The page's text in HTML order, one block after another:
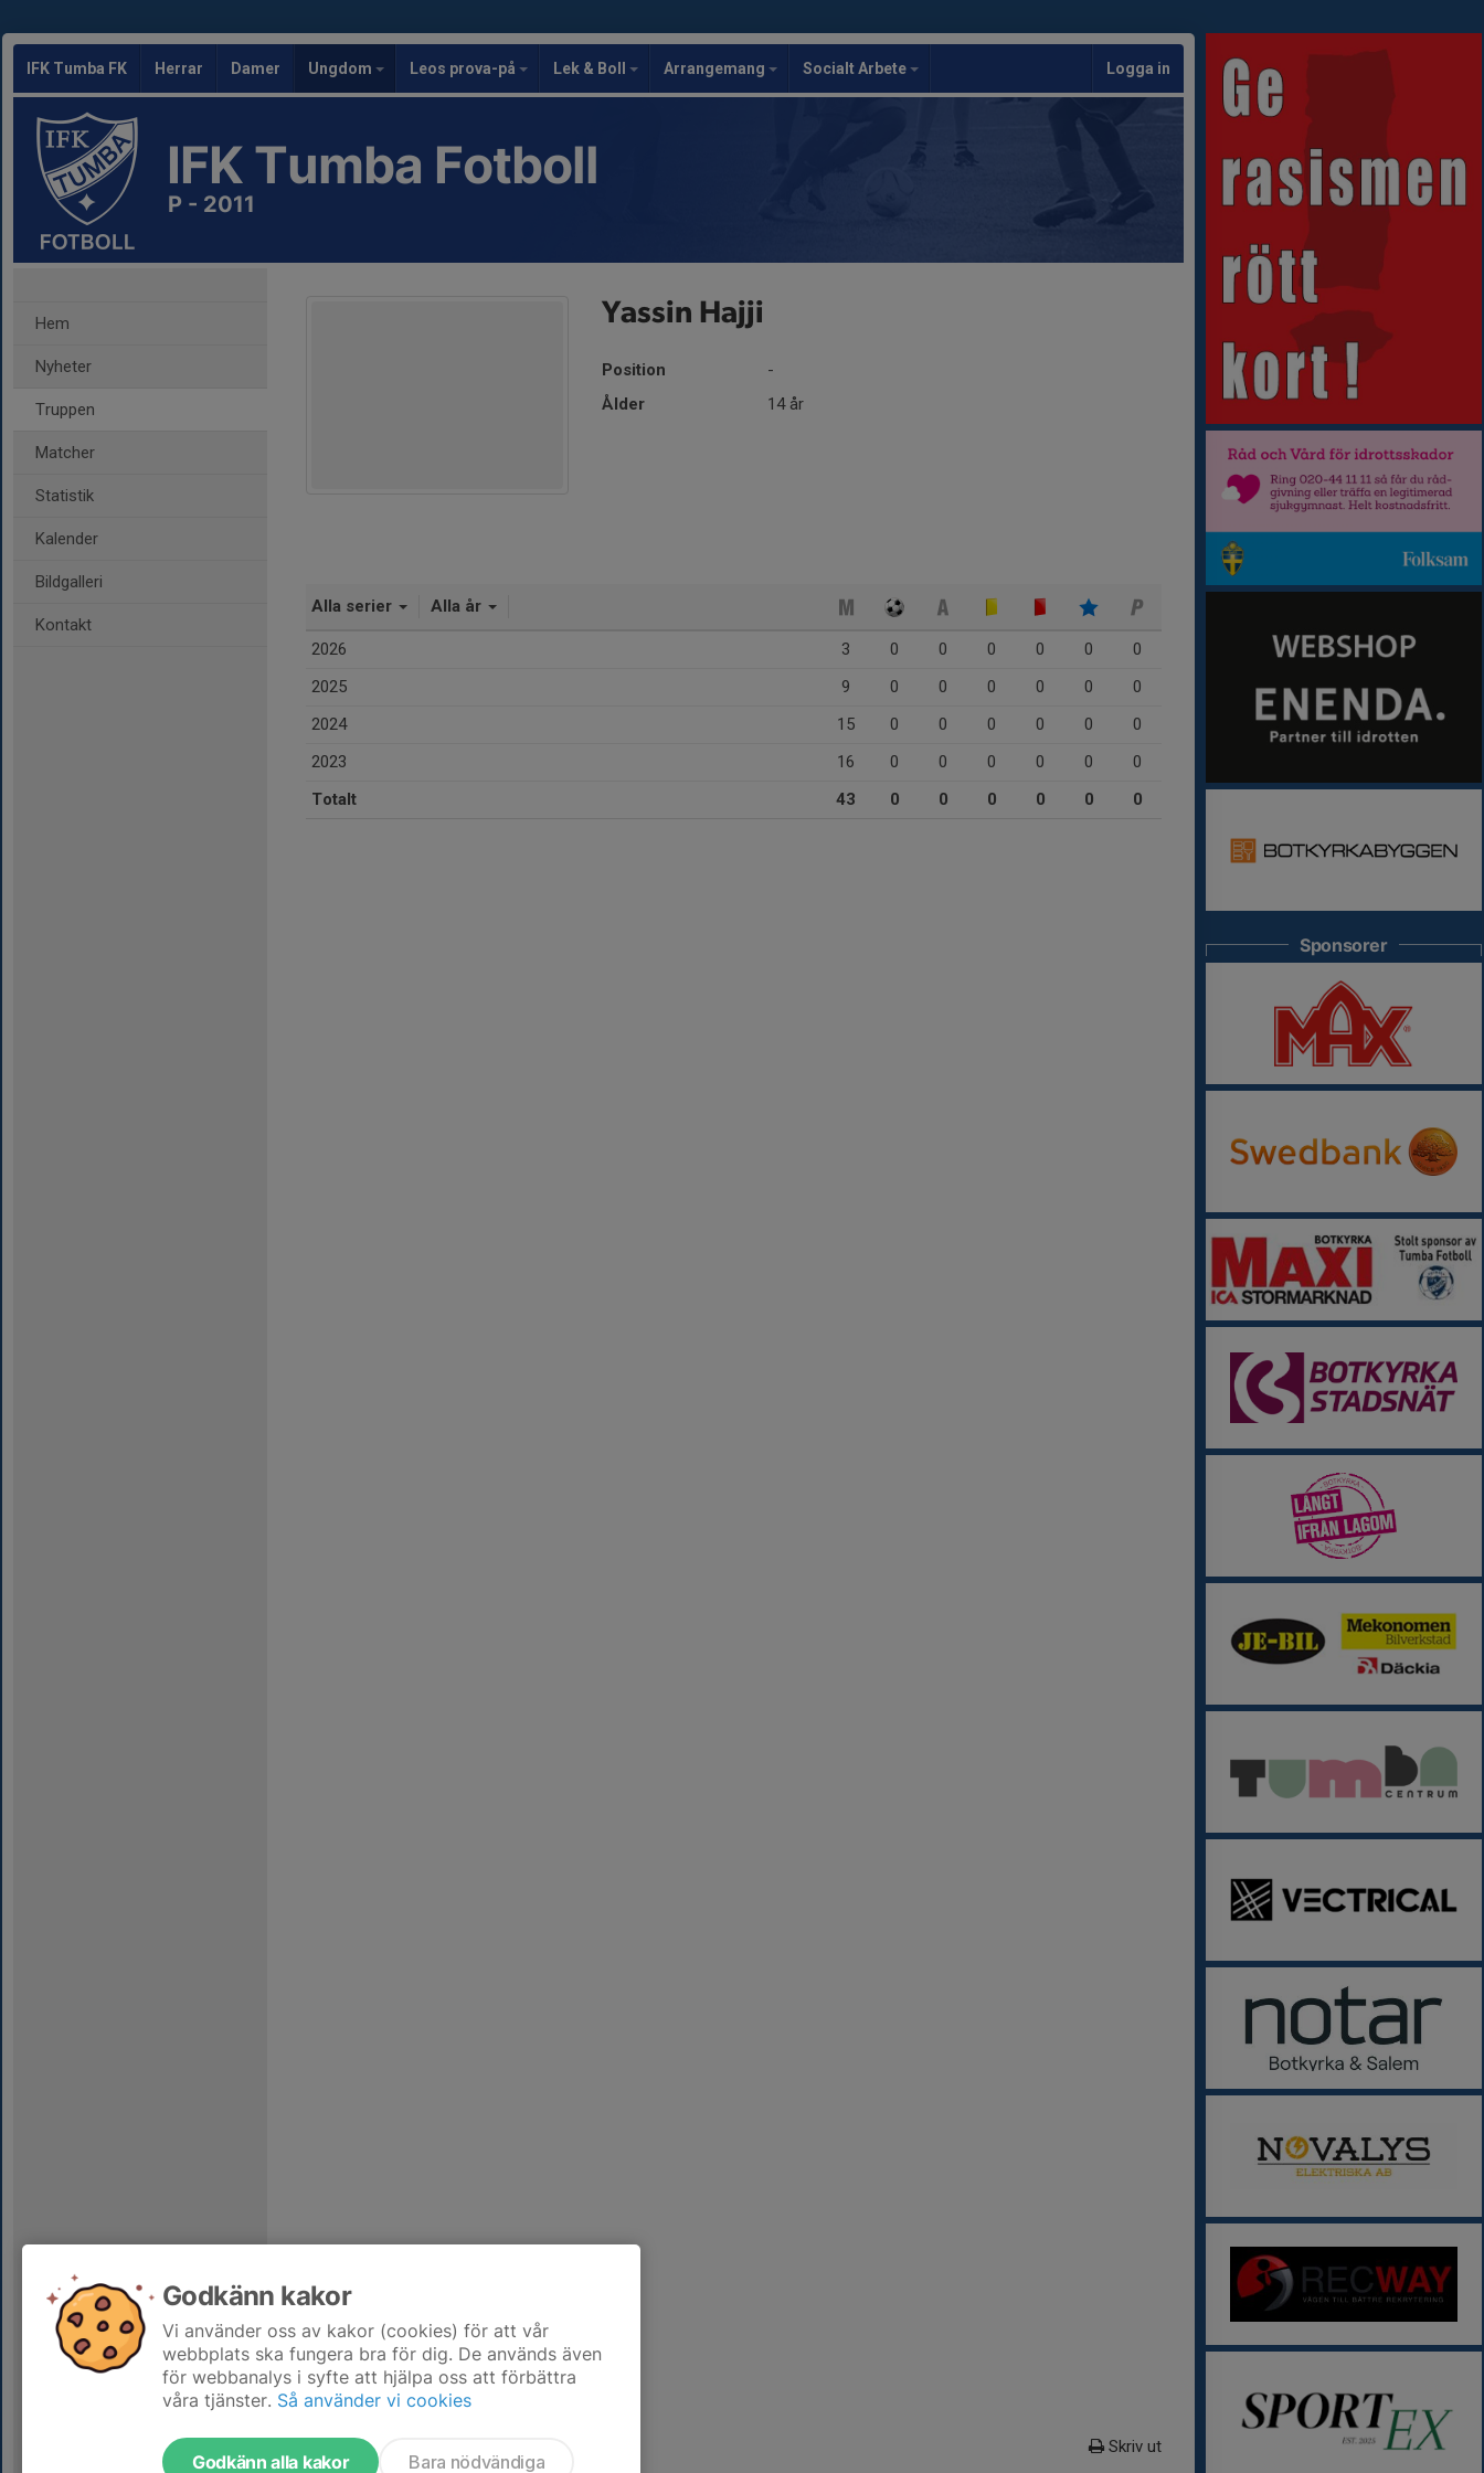
IFK Tumba FK Herrar Damer Ungdom Leos prova-på Lek & Boll Arrangemang Socialt Arbete Logga in
IFK Tumba Fotboll
P - 2011
Hem
Nyheter
Truppen
Matcher
Statistik
Kalender
Bildgalleri
Kontakt
Yassin Hajji
Position
-
Ålder
14 år
Alla serier Alla år
2026 3 0 0 0 0 0
0
2025
9 0 0 0 0 0
0
2024
15 0 0 0 0 0
0
2023
16 0 0 0 0 0
0
Totalt
43 0 0 0 0 0 0
Skriv ut
Sponsorer
Godkänn kakor
Vi använder oss av kakor (cookies) för att vår
webbplats ska fungera bra för dig. De används även
för webbanalys i syfte att hjälpa oss att förbättra
våra tjänster. Så använder vi cookies
Godkänn alla kakor Bara nödvändiga